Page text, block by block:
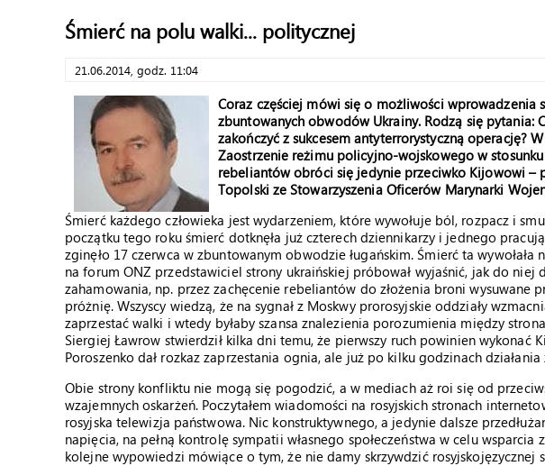
Śmierć na polu walki... politycznej
21.06.2014, godz. 11:04
Coraz częściej mówi się o możliwości wprowadzenia
zbuntowanych obwodów Ukrainy. Rodzą się pytania:
zakończyć z sukcesem antyterrorystyczną operację?
Zaostrzenie reżimu policyjno-wojskowego w
rebeliantów obróci się jedynie przeciwko Kijowowi –
Topolski ze Stowarzyszenia Oficerów Marynarki
Śmierć każdego człowieka jest wydarzeniem, które wywołuje ból, rozpacz i
początku tego roku śmierć dotknęła już czterech dziennikarzy i jednego
zginęło 17 czerwca w zbuntowanym obwodzie ługańskim. Śmierć ta
na forum ONZ przedstawiciel strony ukraińskiej próbował wyjaśnić, jak do niej
zahamowania, np. przez zachęcenie rebeliantów do złożenia broni wysuwane
próżnię. Wszyscy wiedzą, że na sygnał z Moskwy prorosyjskie oddziały
zaprzestać walki i wtedy byłaby szansa znalezienia porozumienia między
Siergiej Ławrow stwierdził kilka dni temu, że pierwszy ruch powinien wykonać
Poroszenko dał rozkaz zaprzestania ognia, ale już po kilku godzinach działania
Obie strony konfliktu nie mogą się pogodzić, a w mediach aż roi się od
wzajemnych oskarżeń. Poczytałem wiadomości na rosyjskich stronach
rosyjska telewizja państwowa. Nic konstruktywnego, a jedynie dalsze
napięcia, na pełną kontrolę sympatii własnego społeczeństwa w celu
kolejne wypowiedzi mówiące o tym, że nie damy skrzywdzić rosyjskojęzycznej